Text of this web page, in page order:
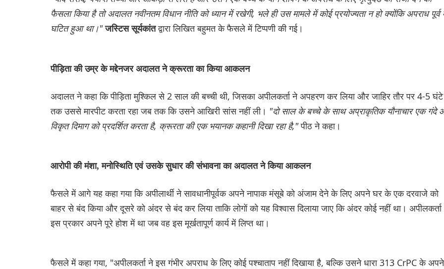
फैसला किया है तो अदालत नवीनतम विधान नीति को ध्यान में रखेगी, भले ही उस मामले में कोई प्रयोज्यता न हो क्योंकि अपराध पूर्व
घटित हुआ था।" जस्टिस सूर्यकांतद्वारा लिखित बहुमत के फैसले में टिप्पणी की गई।
पीड़िता की उम्र के मद्देनजर अदालत ने क्रूरता का किया आकलन
अदालत ने कहा कि पीड़िता मुश्किल से 2 साल की बच्ची थी, जिसका अपीलकर्ता ने अपहरण कर लिया और जाहिर तौर पर 4-5 घंटे
तक उससे मारपीट करता रहा जब तक कि उसने आखिरी सांस नहीं ली। "दो साल के बच्चे के साथ अप्राकृतिक यौनाचार एक गंदे
विकृत दिमाग को प्रदर्शित करता है, क्रूरता की एक भयानक कहानी दिखा रहा है,"पीठ ने कहा।
आरोपी की मंशा, मनोस्थिति एवं उसके सुधार की संभावना का अदालत ने किया आकलन
फैसले में आगे यह कहा गया कि अपीलार्थी ने सावधानीपूर्वक अपने नापाक मंसूबे को अंजाम देने के लिए अपने घर के एक दरवाजे को
बाहर से बंद किया और दूसरे को अंदर से बंद कर लिया ताकि लोगों को यह विश्वास दिलाया जाए कि अंदर कोई नहीं था। अपीलकर्ता
इस प्रकार अपने पूरे होश में था जब वह इस मूर्खतापूर्ण कार्य में लिप्त था।
फैसले में कहा गया, "अपीलकर्ता ने इस गंभीर अपराध के लिए कोई पश्चाताप नहीं दिखाया है, बल्कि उसने धारा 313 CrPC के अपने